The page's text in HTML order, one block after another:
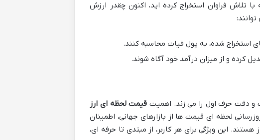
با تلاش فراوان استخراج کرده اید، اکنون چقدر ارزش
استخراج شده، به پول فیات محاسبه کنند.
کرده و از میزان درآمد خود آگاه شوند.
و دقت حرف اول را می زند. اهمیت قیمت لحظه ای ارز
لحظه ای قیمت ها از بازارهای جهانی، اطمینان
این ویژگی برای هر کاربر، از مبتدی تا حرفه ای،